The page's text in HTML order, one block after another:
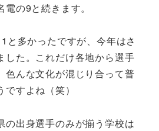
の9と続きます。
と多かったですが、今年はさ
した。これだけ各地から選手
色んな文化が混じり合って普
すよね（笑）
の出身選手のみが揃う学校は